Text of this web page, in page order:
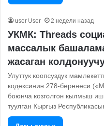
user User 2 недели назад
УКМК: Threads
массалык
жасаган
Улуттук коопсуздук
кодексинин 278-беренеси
боюнча козголгон кылмыш
туулган Кыргыз